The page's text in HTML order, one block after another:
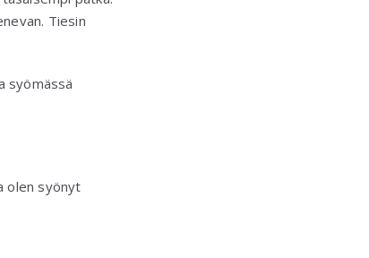
Tiesin
syömässä
olen syönyt